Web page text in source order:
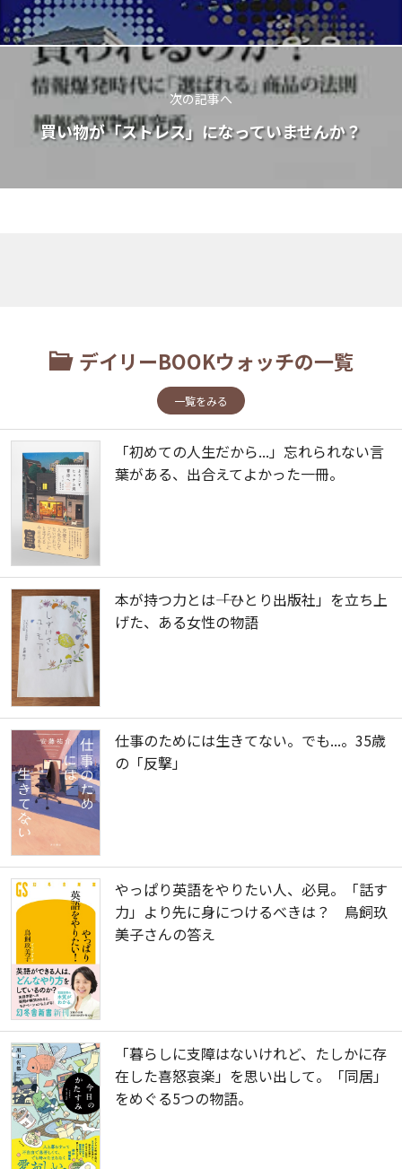
次の記事へ
買い物が「ストレス」になっていませんか？
デイリーBOOKウォッチの一覧
一覧をみる
「初めての人生だから...」忘れられない言
葉がある、出合えてよかった一冊。
本が持つ力とは――「ひとり出版社」を立ち上
げた、ある女性の物語
仕事のためには生きてない。でも...。35歳
の「反撃」
やっぱり英語をやりたい人、必見。「話す
力」より先に身につけるべきは？ 鳥飼玖
美子さんの答え
「暮らしに支障はないけれど、たしかに存
在した喜怒哀楽」を思い出して。「同居」
をめぐる5つの物語。